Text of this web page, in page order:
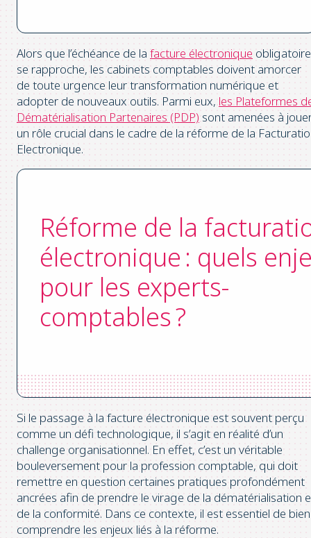
Alors que l’échéance de la facture électronique obligatoire
se rapproche, les cabinets comptables doivent amorcer
de toute urgence leur transformation numérique et
adopter de nouveaux outils. Parmi eux, les Plateformes
Dématérialisation Partenaires (PDP) sont amenées à
un rôle crucial dans le cadre de la réforme de la
Electronique.
Réforme de la
électronique : quels
pour les experts-
comptables ?
Si le passage à la facture électronique est souvent perçu
comme un défi technologique, il s’agit en réalité d’un
challenge organisationnel. En effet, c’est un véritable
bouleversement pour la profession comptable, qui doit
remettre en question certaines pratiques profondément
ancrées afin de prendre le virage de la dématérialisation
de la conformité. Dans ce contexte, il est essentiel de bien
comprendre les enjeux liés à la réforme.